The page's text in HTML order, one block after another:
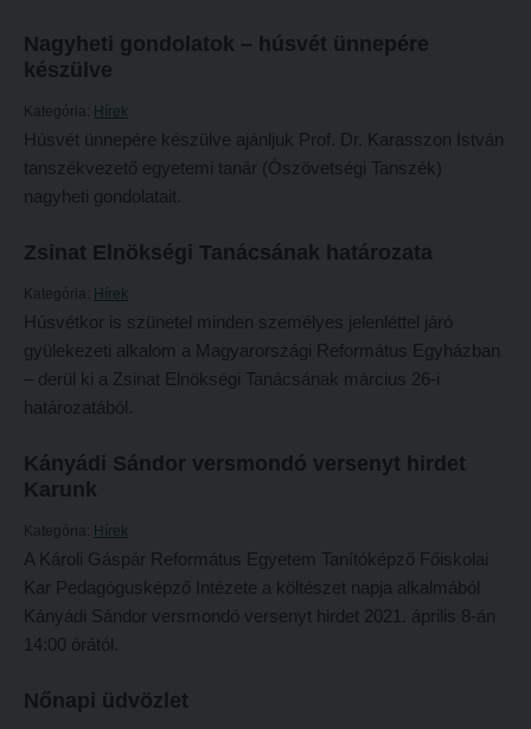
Hitéleti képzések jelentkezési lapja
Jelentkezési lapok, nyomtatványok
2026/2027. tanévre felvett hallgatók részére
HÖK
Kari mentorok
Kari pályázatok
Szakdolgozati tudnivalók
Tanulmányi határidők
PK Felvételi Tájékoztató kiadvány
Intézményi pontok
Intézményi pontok igazolása
Hitéleti képzések jelentkezési lapja
Átvétel más felsőoktatási intézményből
Jelentkezési lapok, nyomtatványok
Ösztöndíjak
HALLGATÓINKNAK
HÖK
Konzultációs időpontok
Órarend
Nagyheti gondolatok – húsvét ünnepére
készülve
Kategória: Hírek
Húsvét ünnepére készülve ajánljuk Prof. Dr. Karasszon István
tanszékvezető egyetemi tanár (Ószövetségi Tanszék)
nagyheti gondolatait.
Zsinat Elnökségi Tanácsának határozata
Kategória: Hírek
Húsvétkor is szünetel minden személyes jelenléttel járó
gyülekezeti alkalom a Magyarországi Református Egyházban
– derül ki a Zsinat Elnökségi Tanácsának március 26-i
határozatából.
Kányádi Sándor versmondó versenyt hirdet
Karunk
Kategória: Hírek
A Károli Gáspár Református Egyetem Tanítóképző Főiskolai
Kar Pedagógusképző Intézete a költészet napja alkalmából
Kányádi Sándor versmondó versenyt hirdet 2021. április 8-án
14:00 órától.
Nőnapi üdvözlet